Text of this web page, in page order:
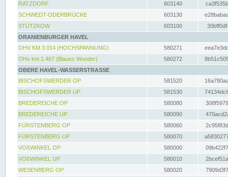
RATZDORF
603140
SCHWEDT-ODERBRÜCKE
603130
STÜTZKOW
603100
ORANIENBURGER HAVEL
OHV KM 3.014 (HOCHSPANNUNG)
580271
OHv km 1.467 (Blaues Wunder)
580272
OBERE HAVEL-WASSERSTRASSE
BISCHOFSWERDER OP
581520
BISCHOFSWERDER UP
581530
BREDEREICHE OP
580080
BREDEREICHE UP
580090
FÜRSTENBERG OP
580060
FÜRSTENBERG UP
580070
VOßWINKEL OP
580000
VOßWINKEL UP
580010
WESENBERG OP
580020